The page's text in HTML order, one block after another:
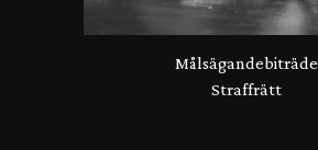
Målsägandebiträde
Straffrätt